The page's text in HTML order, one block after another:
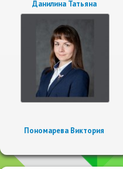
Данилина Татьяна
Пономарева Виктория